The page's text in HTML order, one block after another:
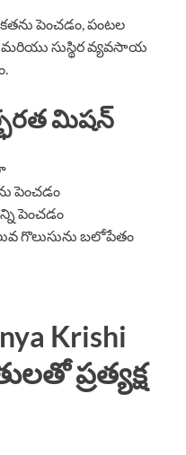
పెంచడం, పంటల
మరియు సుస్థిర వ్యవసాయ
మిషన్
పెంచడం
పెంచడం
గొలుసును బలోపేతం
Krishi
ప్రత్యక్ష